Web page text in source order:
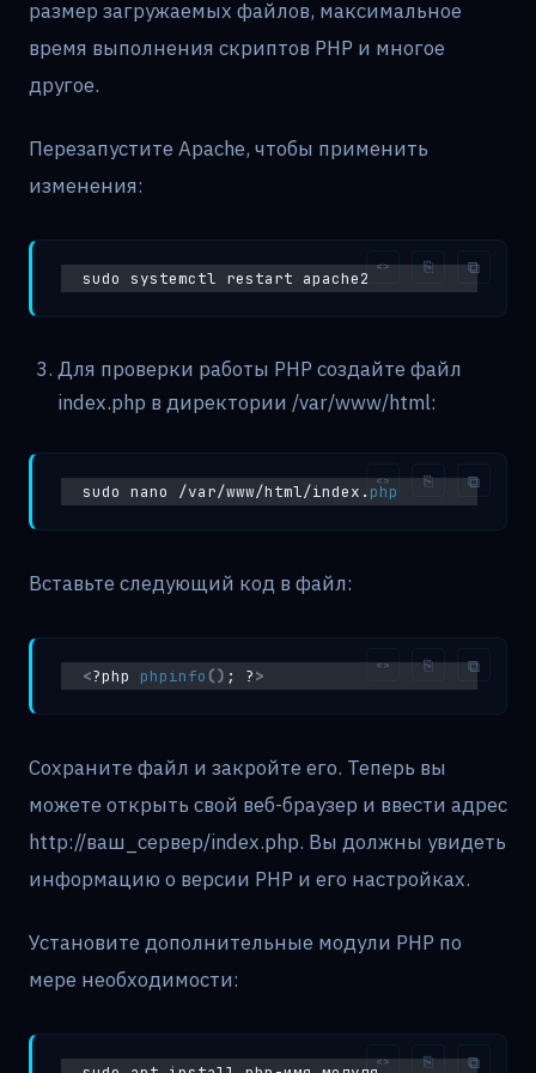
размер загружаемых файлов, максимальное
время выполнения скриптов PHP и многое
другое.
Перезапустите Apache, чтобы применить
изменения:
sudo systemctl restart apache2
Для проверки работы PHP создайте файл
index.php в директории /var/www/html:
sudo nano /var/www/html/index.php
Вставьте следующий код в файл:
<?php phpinfo () ; ?>
Сохраните файл и закройте его. Теперь вы
можете открыть свой веб-браузер и ввести адрес
http://ваш_сервер/index.php. Вы должны увидеть
информацию о версии PHP и его настройках.
Установите дополнительные модули PHP по
мере необходимости: